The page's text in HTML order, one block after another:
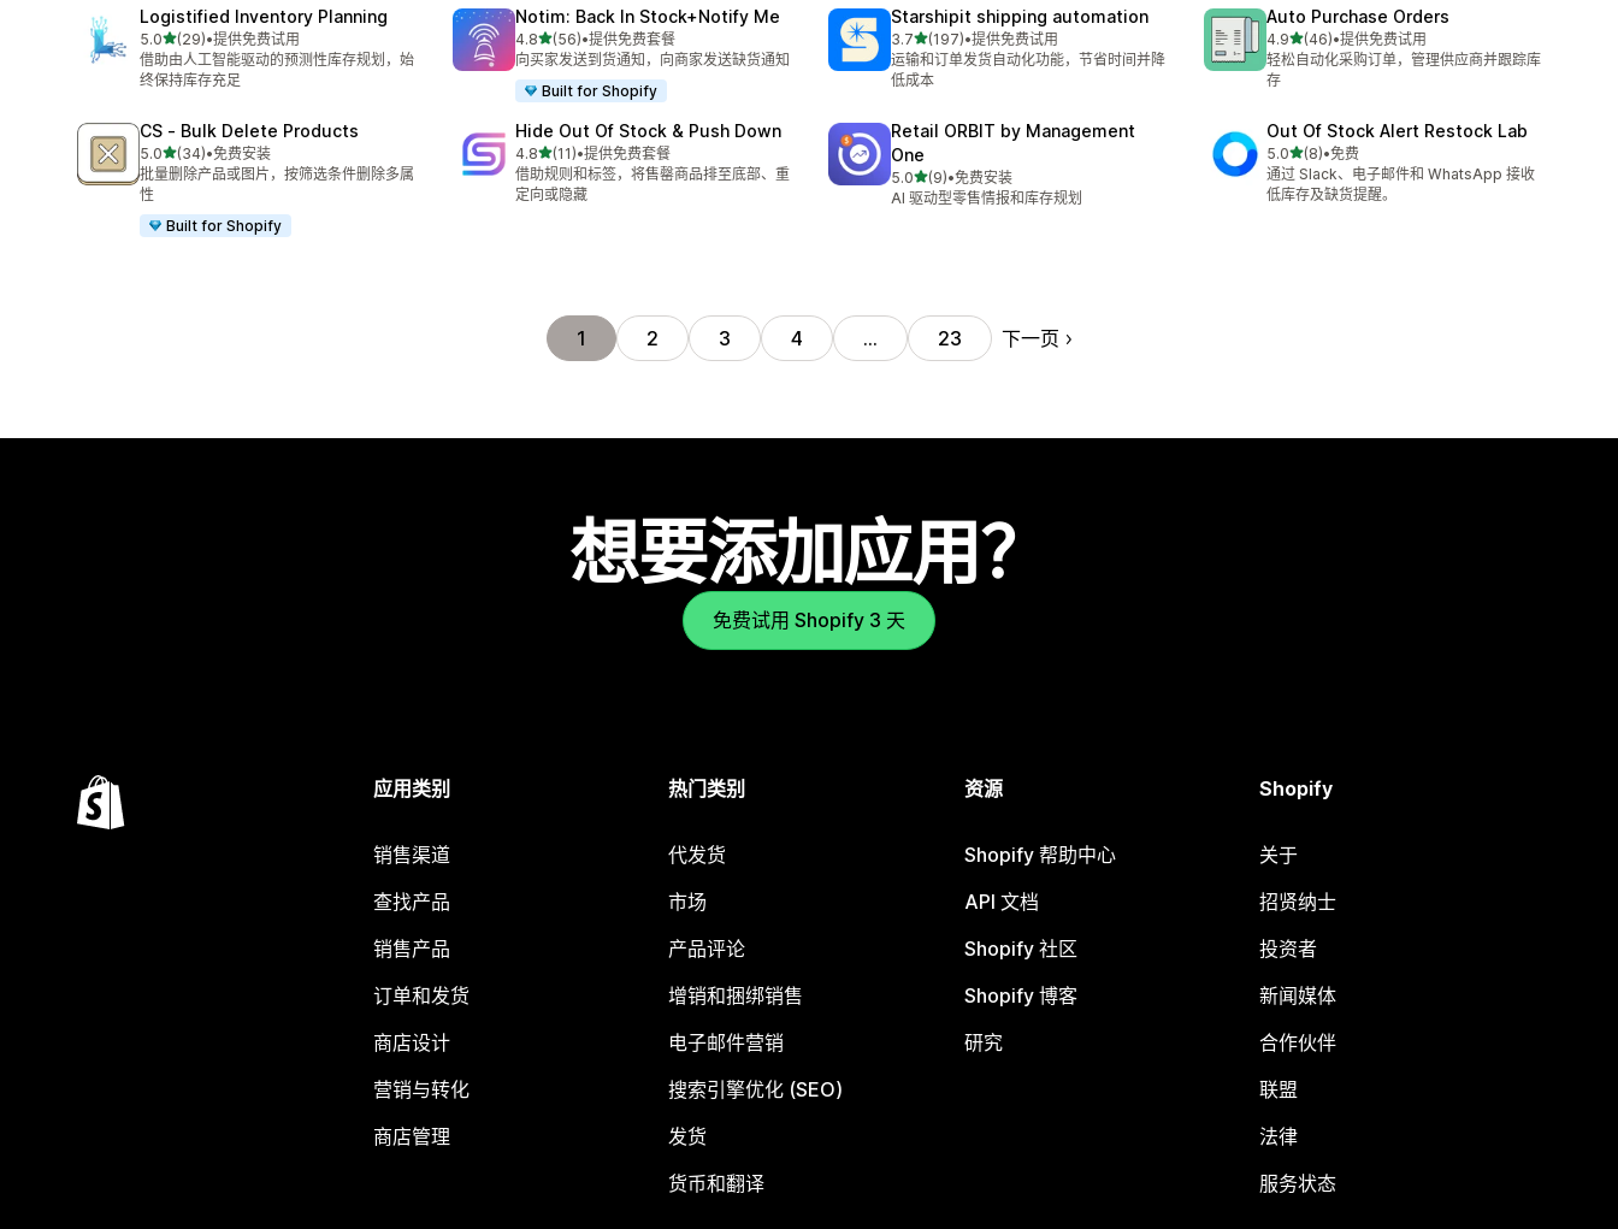
Logistified Inventory Planning
5.0星（满分 5 星）
(29)
总共 29 条评论
•提供免费试用
借助由人工智能驱动的预测性库存规划，始
终保持库存充足
Notim: Back In Stock+Notify Me
4.8星（满分 5 星）
(56)
总共 56 条评论
•提供免费套餐
向买家发送到货通知，向商家发送缺货通知
Built for Shopify
Starshipit shipping automation
3.7星（满分 5 星）
(197)
总共 197 条评论
•提供免费试用
运输和订单发货自动化功能，节省时间并降
低成本
Auto Purchase Orders
4.9星（满分 5 星）
(46)
总共 46 条评论
•提供免费试用
轻松自动化采购订单，管理供应商并跟踪库
存
CS ‑ Bulk Delete Products
5.0星（满分 5 星）
(34)
总共 34 条评论
•免费安装
批量删除产品或图片，按筛选条件删除多属
性
Built for Shopify
Hide Out Of Stock & Push Down
4.8星（满分 5 星）
(11)
总共 11 条评论
•提供免费套餐
借助规则和标签，将售罄商品排至底部、重
定向或隐藏
Retail ORBIT by Management
One
5.0星（满分 5 星）
(9)
总共 9 条评论
•免费安装
AI 驱动型零售情报和库存规划
Out Of Stock Alert Restock Lab
5.0星（满分 5 星）
(8)
总共 8 条评论
•免费
通过 Slack、电子邮件和 WhatsApp 接收
低库存及缺货提醒。
1 2 3 4 … 23 下一页
想要添加应用？
免费试用 Shopify 3 天
应用类别
销售渠道
查找产品
销售产品
订单和发货
商店设计
营销与转化
商店管理
热门类别
代发货
市场
产品评论
增销和捆绑销售
电子邮件营销
搜索引擎优化 (SEO)
发货
货币和翻译
资源
Shopify 帮助中心
API 文档
Shopify 社区
Shopify 博客
研究
Shopify
关于
招贤纳士
投资者
新闻媒体
合作伙伴
联盟
法律
服务状态